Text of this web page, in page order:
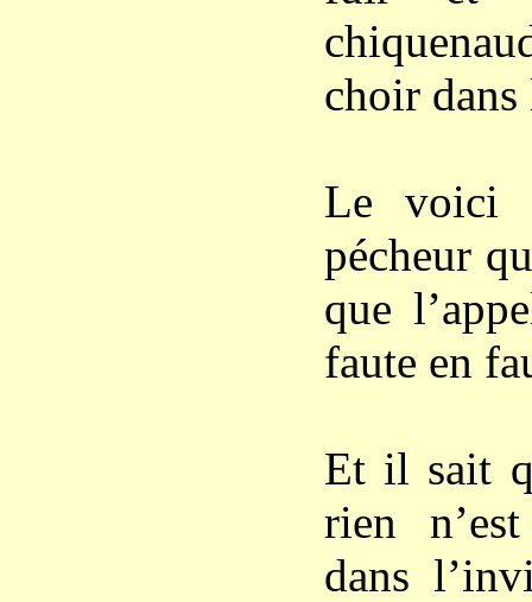
choir dans
Le voici
pécheur
que
faute en
Et il sait
rien
dans